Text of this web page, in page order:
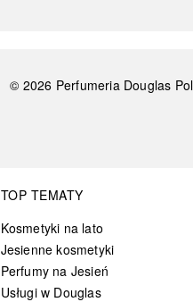
© 2026 Perfumeria Douglas
TOP TEMATY
Kosmetyki na lato
Jesienne kosmetyki
Perfumy na Jesień
Usługi w Douglas